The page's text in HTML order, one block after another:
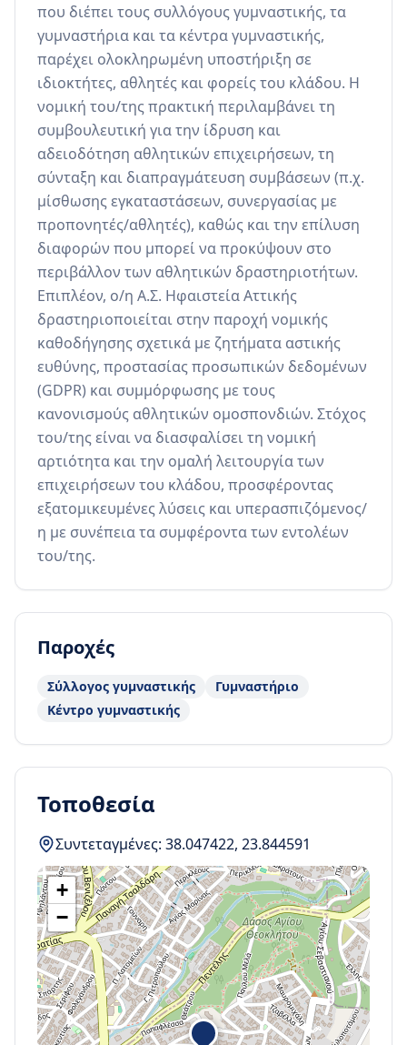
που διέπει τους συλλόγους γυμναστικής, τα
γυμναστήρια και τα κέντρα γυμναστικής,
παρέχει ολοκληρωμένη υποστήριξη σε
ιδιοκτήτες, αθλητές και φορείς του κλάδου. Η
νομική του/της πρακτική περιλαμβάνει τη
συμβουλευτική για την ίδρυση και
αδειοδότηση αθλητικών επιχειρήσεων, τη
σύνταξη και διαπραγμάτευση συμβάσεων (π.χ.
μίσθωσης εγκαταστάσεων, συνεργασίας με
προπονητές/αθλητές), καθώς και την επίλυση
διαφορών που μπορεί να προκύψουν στο
περιβάλλον των αθλητικών δραστηριοτήτων.
Επιπλέον, ο/η Α.Σ. Ηφαιστεία Αττικής
δραστηριοποιείται στην παροχή νομικής
καθοδήγησης σχετικά με ζητήματα αστικής
ευθύνης, προστασίας προσωπικών δεδομένων
(GDPR) και συμμόρφωσης με τους
κανονισμούς αθλητικών ομοσπονδιών. Στόχος
του/της είναι να διασφαλίσει τη νομική
αρτιότητα και την ομαλή λειτουργία των
επιχειρήσεων του κλάδου, προσφέροντας
εξατομικευμένες λύσεις και υπερασπιζόμενος/
η με συνέπεια τα συμφέροντα των εντολέων
του/της.
Παροχές
Σύλλογος γυμναστικής
Γυμναστήριο
Κέντρο γυμναστικής
Τοποθεσία
Συντεταγμένες: 38.047422, 23.844591
+
−